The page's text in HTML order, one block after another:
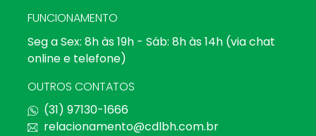
FUNCIONAMENTO
Seg a Sex: 8h às 19h - Sáb: 8h às 14h (via chat
online e telefone)
OUTROS CONTATOS
(31) 97130-1666
relacionamento@cdlbh.com.br